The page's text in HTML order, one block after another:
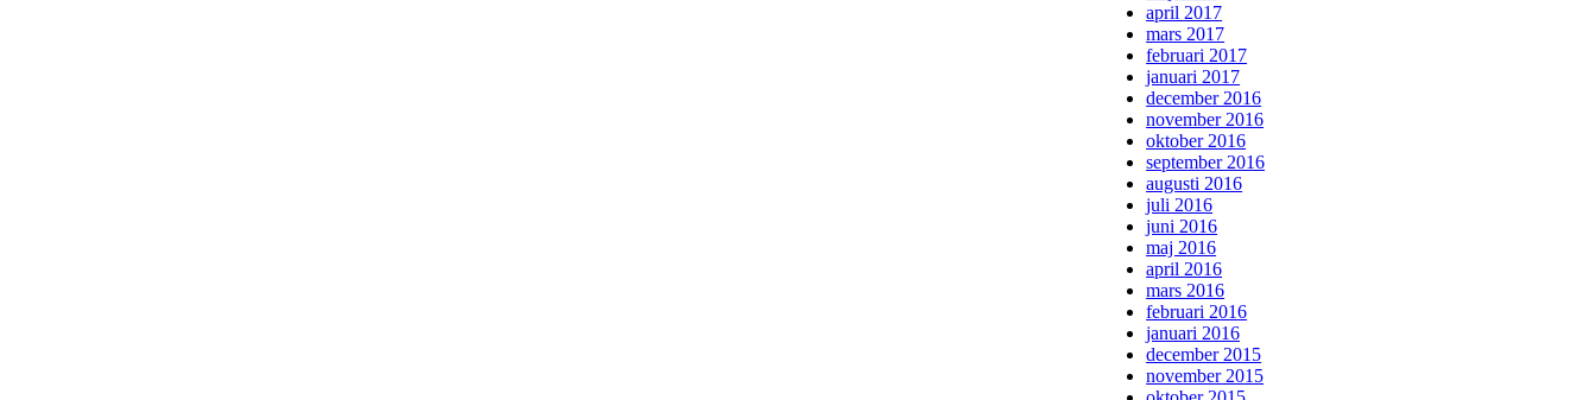
april 2017
mars 2017
februari 2017
januari 2017
december 2016
november 2016
oktober 2016
september 2016
augusti 2016
juli 2016
juni 2016
maj 2016
april 2016
mars 2016
februari 2016
januari 2016
december 2015
november 2015